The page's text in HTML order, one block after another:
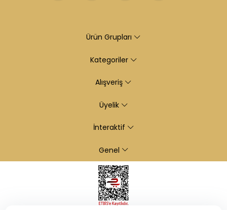
Ürün Grupları
Kategoriler
Alışveriş
Üyelik
İnteraktif
Genel